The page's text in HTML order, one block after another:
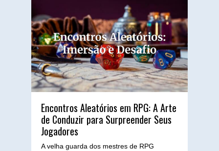
Encontros Aleatórios em RPG: A Arte
de Conduzir para Surpreender Seus
Jogadores
A velha guarda dos mestres de RPG